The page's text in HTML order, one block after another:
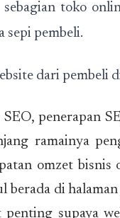
sebagian toko
sepi pembeli.
dari pembeli
SEO, penerapan
ramainya
omzet bisnis
berada di
penting supaya